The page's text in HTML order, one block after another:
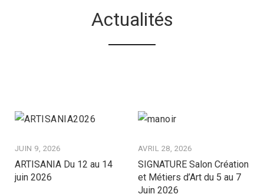
Actualités
JUIN 9, 2026
ARTISANIA Du 12 au 14
juin 2026
AVRIL 28, 2026
SIGNATURE Salon Création
et Métiers d’Art du 5 au 7
Juin 2026